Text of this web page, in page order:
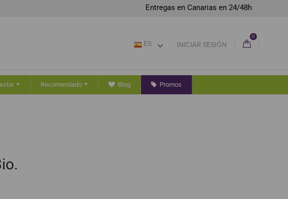
Entregas en Canarias en 24/48h
ES INICIAR SESIÓN
0
Recomendado Blog Promos